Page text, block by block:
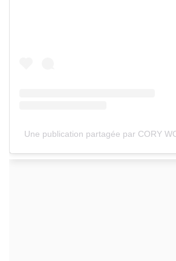
Une publication partagée par CORY